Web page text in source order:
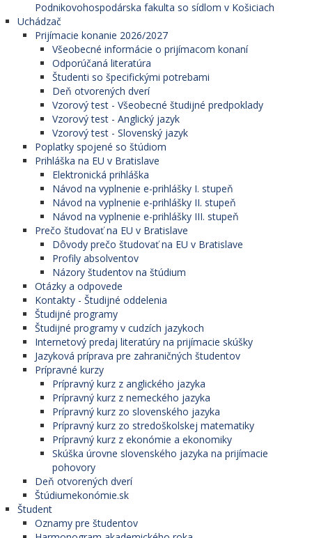
Podnikovohospodárska fakulta so sídlom v Košiciach
Uchádzač
Prijímacie konanie 2026/2027
Všeobecné informácie o prijímacom konaní
Odporúčaná literatúra
Študenti so špecifickými potrebami
Deň otvorených dverí
Vzorový test - Všeobecné študijné predpoklady
Vzorový test - Anglický jazyk
Vzorový test - Slovenský jazyk
Poplatky spojené so štúdiom
Prihláška na EU v Bratislave
Elektronická prihláška
Návod na vyplnenie e-prihlášky I. stupeň
Návod na vyplnenie e-prihlášky II. stupeň
Návod na vyplnenie e-prihlášky III. stupeň
Prečo študovať na EU v Bratislave
Dôvody prečo študovať na EU v Bratislave
Profily absolventov
Názory študentov na štúdium
Otázky a odpovede
Kontakty - Študijné oddelenia
Študijné programy
Študijné programy v cudzích jazykoch
Internetový predaj literatúry na prijímacie skúšky
Jazyková príprava pre zahraničných študentov
Prípravné kurzy
Prípravný kurz z anglického jazyka
Prípravný kurz z nemeckého jazyka
Prípravný kurz zo slovenského jazyka
Prípravný kurz zo stredoškolskej matematiky
Prípravný kurz z ekonómie a ekonomiky
Skúška úrovne slovenského jazyka na prijímacie
pohovory
Deň otvorených dverí
Štúdiumekonómie.sk
Študent
Oznamy pre študentov